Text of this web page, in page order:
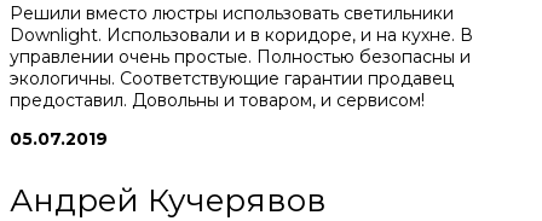
Решили вместо люстры использовать светильники
Downlight. Использовали и в коридоре, и на кухне. В
управлении очень простые. Полностью безопасны и
экологичны. Соответствующие гарантии продавец
предоставил. Довольны и товаром, и сервисом!
05.07.2019
Андрей Кучерявов